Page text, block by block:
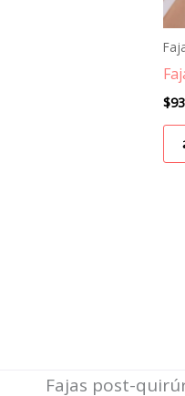
$
Fajas post-